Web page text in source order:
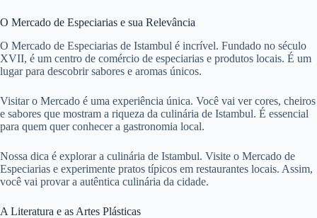
O Mercado de Especiarias e sua Relevância
O Mercado de Especiarias de Istambul é incrível. Fundado no século
XVII, é um centro de comércio de especiarias e produtos locais. É um
lugar para descobrir sabores e aromas únicos.
Visitar o Mercado é uma experiência única. Você vai ver cores, cheiros
e sabores que mostram a riqueza da culinária de Istambul. É essencial
para quem quer conhecer a gastronomia local.
Nossa dica é explorar a culinária de Istambul. Visite o Mercado de
Especiarias e experimente pratos típicos em restaurantes locais. Assim,
você vai provar a autêntica culinária da cidade.
A Literatura e as Artes Plásticas